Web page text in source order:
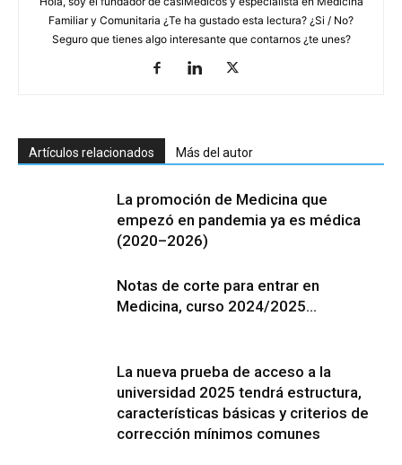
Familiar y Comunitaria ¿Te ha gustado esta lectura? ¿Si / No?
Seguro que tienes algo interesante que contarnos ¿te unes?
Artículos relacionados Más del autor
La promoción de Medicina que
empezó en pandemia ya es médica
(2020–2026)
Notas de corte para entrar en
Medicina, curso 2024/2025…
La nueva prueba de acceso a la
universidad 2025 tendrá estructura,
características básicas y criterios de
corrección mínimos comunes